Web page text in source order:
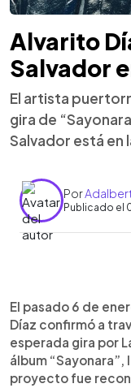
Alvarito
Salvador
El artista
gira de
Salvador está en
Por
Publicado el
► Escuchar
El pasado 6 de
Díaz confirmó a
esperada gira por
álbum
proyecto fue